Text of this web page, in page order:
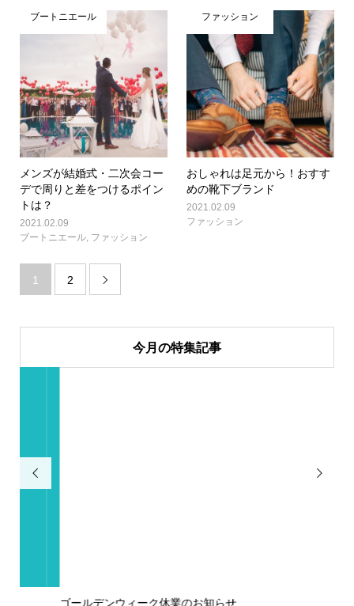
ブートニエール
メンズが結婚式・二次会コー
デで周りと差をつけるポイン
トは？
2021.02.09
ブートニエール, ファッション
ファッション
おしゃれは足元から！おすす
めの靴下ブランド
2021.02.09
ファッション
1 2 
今月の特集記事

ゴールデンウィーク休業のお知らせ
